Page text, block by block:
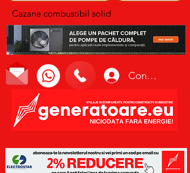
Cazane combustibil solid
Conectează-te